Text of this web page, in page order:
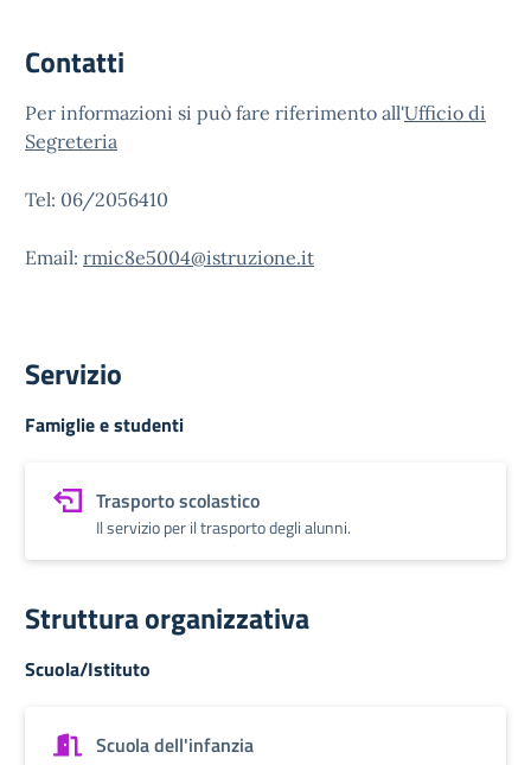
Contatti
Per informazioni si può fare riferimento all'Ufficio di
Segreteria
Tel: 06/2056410
Email: rmic8e5004@istruzione.it
Servizio
Famiglie e studenti
Trasporto scolastico
Il servizio per il trasporto degli alunni.
Struttura organizzativa
Scuola/Istituto
Scuola dell'infanzia